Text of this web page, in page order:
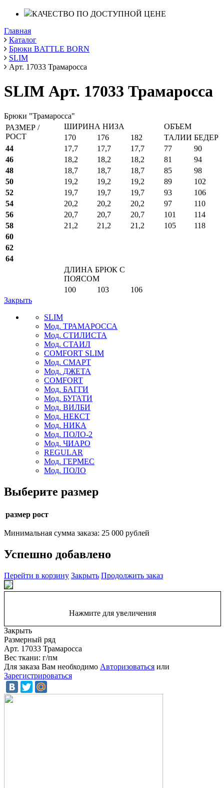
КАЧЕСТВО ПО ДОСТУПНОЙ ЦЕНЕ
Главная
Каталог
Брюки BATTLE BORN
SLIM
Арт. 17033 Трамаросса
SLIM Арт. 17033 Трамаросса
Брюки "Трамаросса"
РАЗМЕР /
РОСТ
ШИРИНА НИЗА
ОБЪЕМ
170
176 182 ТАЛИИ БЕДЕР
44
17,7 17,7 17,7 77
90
46
18,2 18,2 18,2 81
94
48
18,7 18,7 18,7 85
98
50
19,2 19,2 19,2 89
102
52
19,7 19,7 19,7 93
106
54
20,2 20,2 20,2 97
110
56
20,7 20,7 20,7 101
114
58
21,2 21,2 21,2 105
118
60
62
64
ДЛИНА БРЮК С
ПОЯСОМ
100
103
106
Закрыть
SLIM
Мод. ТРАМАРОССА
Мод. СТИЛИСТА
Мод. СТАИЛ
COMFORT SLIM
Мод. СМАРТ
Мод. ДЖЕТА
COMFORT
Мод. БАГГИ
Мод. БУГАТИ
Мод. ВИЛБИ
Мод. НЕКСТ
Мод. НИКА
Мод. ПОЛО-2
Мод. ЧИАРО
REGULAR
Мод. ГЕРМЕС
Мод. ПОЛО
Выберите размер
размер рост
Минимальная сумма заказа: 25 000 рублей
Успешно добавлено
Перейти в корзину Закрыть Продолжить заказ
Нажмите для увеличения
Закрыть
Размерный ряд
Арт. 17033 Трамаросса
Вес ткани: г/пм
Для заказа Вам необходимо Авторизоваться или
Зарегистрироваться